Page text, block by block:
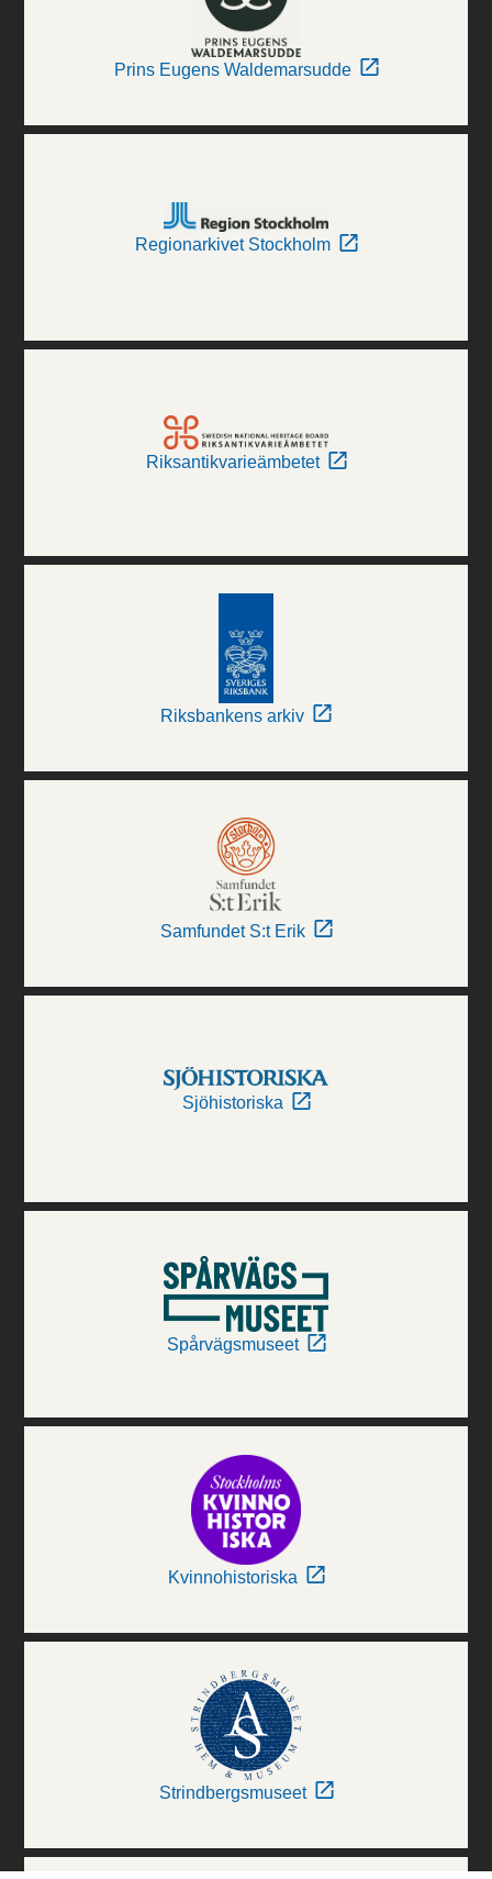
Prins Eugens Waldemarsudde
Regionarkivet Stockholm
Riksantikvarieämbetet
Riksbankens arkiv
Samfundet S:t Erik
Sjöhistoriska
Spårvägsmuseet
Kvinnohistoriska
Strindbergsmuseet